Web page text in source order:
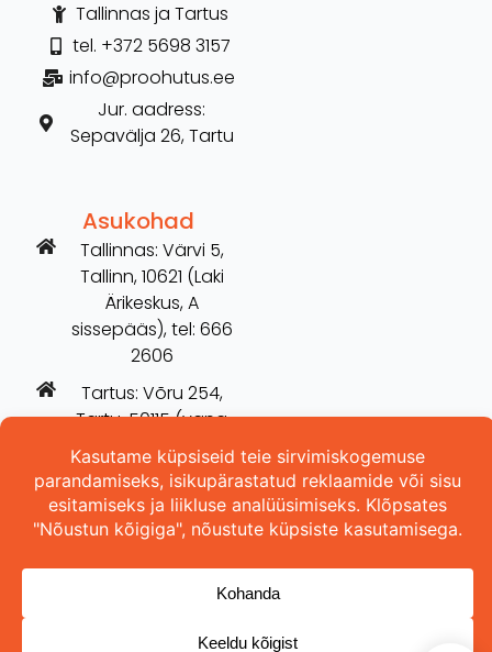
Tallinnas ja Tartus
tel. +372 5698 3157
info@proohutus.ee
Jur. aadress:
Sepavälja 26, Tartu
Asukohad
Tallinnas: Värvi 5,
Tallinn, 10621 (Laki
Ärikeskus, A
sissepääs), tel: 666
2606
Tartus: Võru 254,
Tartu, 50115 (vana
Hilarise maja), tel:
5698 3157